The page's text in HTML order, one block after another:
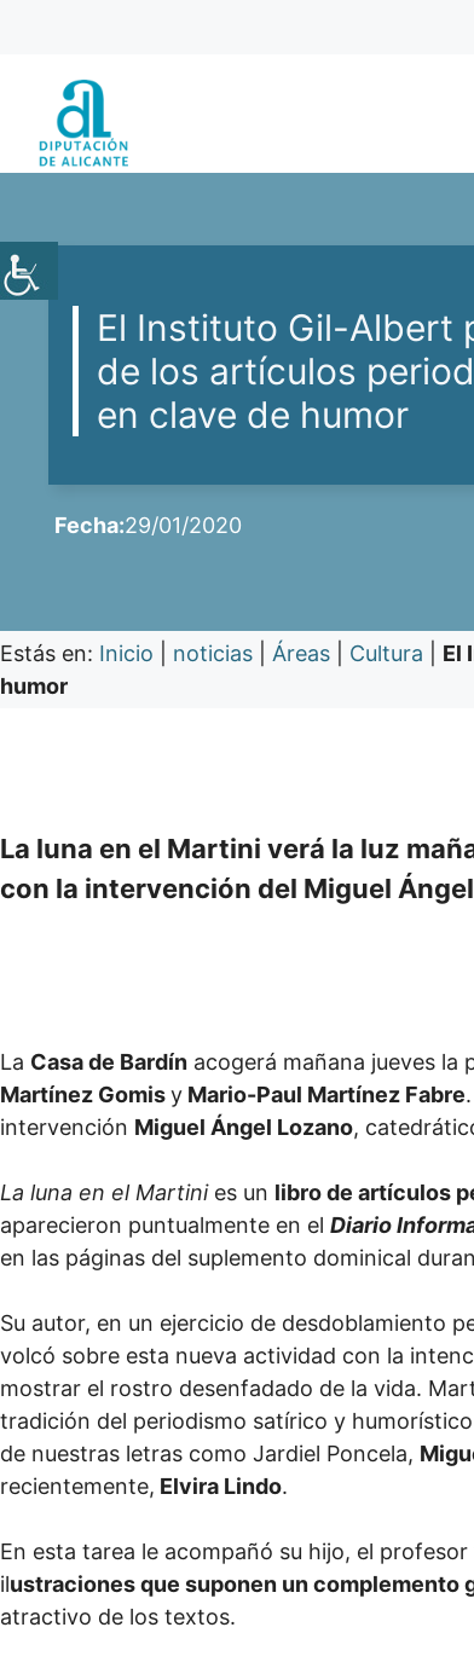
contenido
El Instituto Gil-Albert
de los artículos
en clave de humor
Fecha:29/01/2020
Estás en: Inicio noticias Áreas Cultura
El
humor
La luna en el Martini verá la luz
con la intervención del Miguel
La Casa de Bardín acogerá mañana jueves la
Martínez Gomisy Mario-Paul Martínez Fabre
intervención Miguel Ángel Lozano,
La luna en el Martinies un libro de artículos
aparecieron puntualmente en el Diario
en las páginas del suplemento dominical
Su autor, en un ejercicio de desdoblamiento
volcó sobre esta nueva actividad con la
mostrar el rostro desenfadado de la vida.
tradición del periodismo satírico y
de nuestras letras como Jardiel Poncela,
recientemente, Elvira Lindo.
En esta tarea le acompañó su hijo, el
ilustraciones que suponen un complemento
atractivo de los textos.